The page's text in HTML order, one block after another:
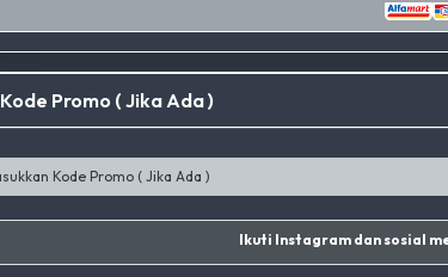
Kode Promo ( Jika Ada )
Ikuti